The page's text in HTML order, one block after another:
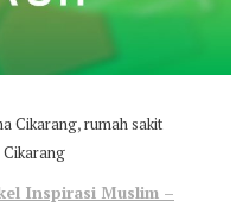
Cikarang,rumah sakit
Cikarang
Inspirasi Muslim –